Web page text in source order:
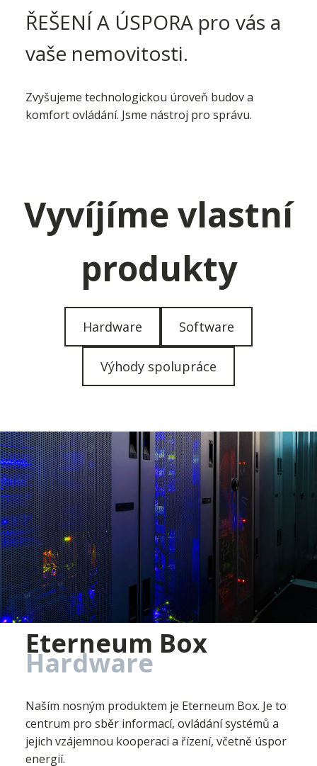
ŘEŠENÍ A ÚSPORA pro vás a
vaše nemovitosti.
Zvyšujeme technologickou úroveň budov a
komfort ovládání. Jsme nástroj pro správu.
Vyvíjíme vlastní
produkty
Hardware Software
Výhody spolupráce
Eterneum Box
Hardware
Naším nosným produktem je Eterneum Box. Je to
centrum pro sběr informací, ovládání systémů a
jejich vzájemnou kooperaci a řízení, včetně úspor
energií.